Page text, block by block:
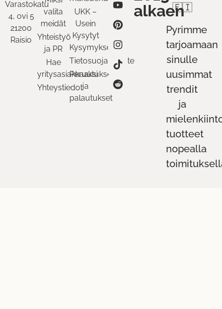
Varastokatu
4, ovi 5
21200
Raisio
valita
meidät
Yhteistyö
ja PR
Hae
yritysasiakkaaksi
Yhteystiedot
UKK –
Usein
Kysytyt
Kysymykset
Tietosuojaseloste
Peruutukset
ja
palautukset
alkaen
🇫🇮
Pyrimme
tarjoamaan
sinulle
uusimmat
trendit
ja
tuotteet
nopealla